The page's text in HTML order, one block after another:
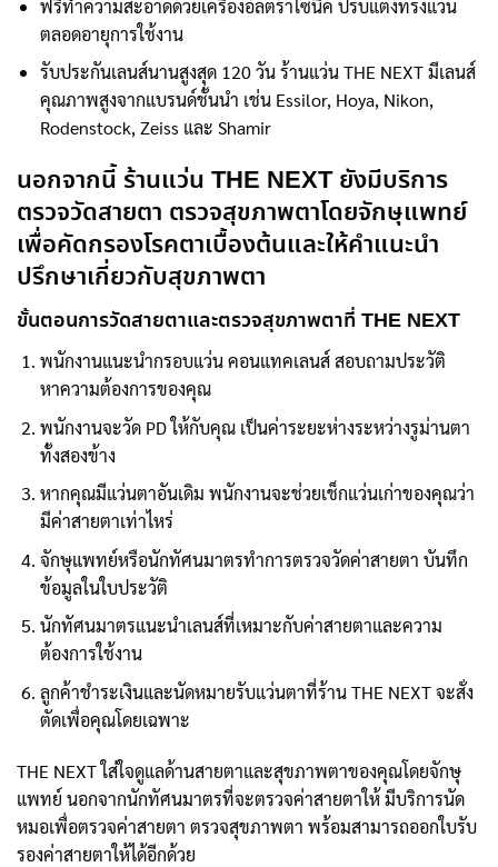
ฟรีทำความสะอาดด้วยเครื่องอัลตร้าโซนิค ปรับแต่งทรงแว่น
ตลอดอายุการใช้งาน
รับประกันเลนส์นานสูงสุด 120 วัน ร้านแว่น THE NEXT มีเลนส์
คุณภาพสูงจากแบรนด์ชั้นนำ เช่น Essilor, Hoya, Nikon,
Rodenstock, Zeiss และ Shamir
นอกจากนี้ ร้านแว่น THE NEXT ยังมีบริการ
ตรวจวัดสายตา ตรวจสุขภาพตาโดยจักษุแพทย์
เพื่อคัดกรองโรคตาเบื้องต้นและให้คำแนะนำ
ปรึกษาเกี่ยวกับสุขภาพตา
ขั้นตอนการวัดสายตาและตรวจสุขภาพตาที่ THE NEXT
พนักงานแนะนำกรอบแว่น คอนแทคเลนส์ สอบถามประวัติ
หาความต้องการของคุณ
พนักงานจะวัด PD ให้กับคุณ เป็นค่าระยะห่างระหว่างรูม่านตา
ทั้งสองข้าง
หากคุณมีแว่นตาอันเดิม พนักงานจะช่วยเช็กแว่นเก่าของคุณว่า
มีค่าสายตาเท่าไหร่
จักษุแพทย์หรือนักทัศนมาตรทำการตรวจวัดค่าสายตา บันทึก
ข้อมูลในใบประวัติ
นักทัศนมาตรแนะนำเลนส์ที่เหมาะกับค่าสายตาและความ
ต้องการใช้งาน
ลูกค้าชำระเงินและนัดหมายรับแว่นตาที่ร้าน THE NEXT จะสั่ง
ตัดเพื่อคุณโดยเฉพาะ
THE NEXT ใส่ใจดูแลด้านสายตาและสุขภาพตาของคุณโดยจักษุ
แพทย์ นอกจากนักทัศนมาตรที่จะตรวจค่าสายตาให้ มีบริการนัด
หมอเพื่อตรวจค่าสายตา ตรวจสุขภาพตา พร้อมสามารถออกใบรับ
รองค่าสายตาให้ได้อีกด้วย